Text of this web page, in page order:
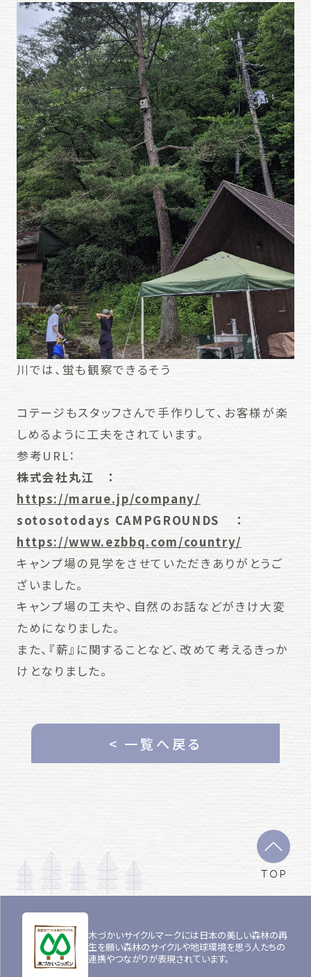
川では、蛍も観察できるそう
コテージもスタッフさんで手作りして、お客様が楽
しめるように工夫をされています。
参考URL：
株式会社丸江 ：
https://marue.jp/company/
sotosotodays CAMPGROUNDS ：
https://www.ezbbq.com/country/
キャンプ場の見学をさせていただきありがとうご
ざいました。
キャンプ場の工夫や、自然のお話などがきけ大変
ためになりました。
また、『薪』に関することなど、改めて考えるきっか
けとなりました。
< 一覧へ戻る
TOP
木づかいサイクルマークには日本の美しい森林の再
生を願い森林のサイクルや地球環境を思う人たちの
連携やつながりが表現されています。